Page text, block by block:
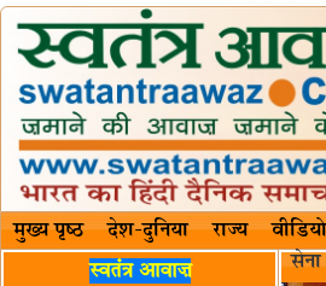
मुख्य पृष्ठ देश-दुनिया राज्य वीडियो
स्वतंत्र आवाज़ सेना